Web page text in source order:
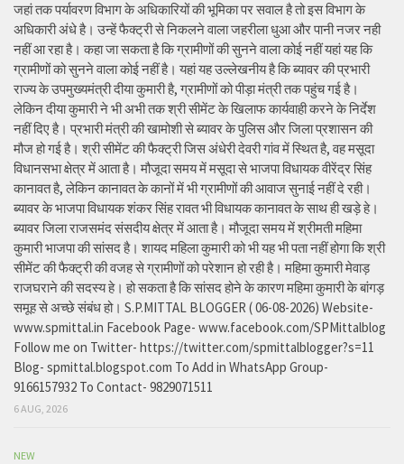
जहां तक पर्यावरण विभाग के अधिकारियों की भूमिका पर सवाल है तो इस विभाग के
अधिकारी अंधे है। उन्हें फैक्ट्री से निकलने वाला जहरीला धुआ और पानी नजर नही
नहीं आ रहा है। कहा जा सकता है कि ग्रामीणों की सुनने वाला कोई नहीं यहां यह कि
ग्रामीणों को सुनने वाला कोई नहीं है। यहां यह उल्लेखनीय है कि ब्यावर की प्रभारी
राज्य के उपमुख्यमंत्री दीया कुमारी है, ग्रामीणों को पीड़ा मंत्री तक पहुंच गई है।
लेकिन दीया कुमारी ने भी अभी तक श्री सीमेंट के खिलाफ कार्यवाही करने के निर्देश
नहीं दिए है। प्रभारी मंत्री की खामोशी से ब्यावर के पुलिस और जिला प्रशासन की
मौज हो गई है। श्री सीमेंट की फैक्ट्री जिस अंधेरी देवरी गांव में स्थित है, वह मसूदा
विधानसभा क्षेत्र में आता है। मौजूदा समय में मसूदा से भाजपा विधायक वीरेंद्र सिंह
कानावत है, लेकिन कानावत के कानों में भी ग्रामीणों की आवाज सुनाई नहीं दे रही।
ब्यावर के भाजपा विधायक शंकर सिंह रावत भी विधायक कानावत के साथ ही खड़े हे।
ब्यावर जिला राजसमंद संसदीय क्षेत्र में आता है। मौजूदा समय में श्रीमती महिमा
कुमारी भाजपा की सांसद है। शायद महिला कुमारी को भी यह भी पता नहीं होगा कि श्री
सीमेंट की फैक्ट्री की वजह से ग्रामीणों को परेशान हो रही है। महिमा कुमारी मेवाड़
राजघराने की सदस्य हे। हो सकता है कि सांसद होने के कारण महिमा कुमारी के बांगड़
समूह से अच्छे संबंध हो। S.P.MITTAL BLOGGER ( 06-08-2026) Website-
www.spmittal.in Facebook Page- www.facebook.com/SPMittalblog
Follow me on Twitter- https://twitter.com/spmittalblogger?s=11
Blog- spmittal.blogspot.com To Add in WhatsApp Group-
9166157932 To Contact- 9829071511
6 AUG, 2026
NEW